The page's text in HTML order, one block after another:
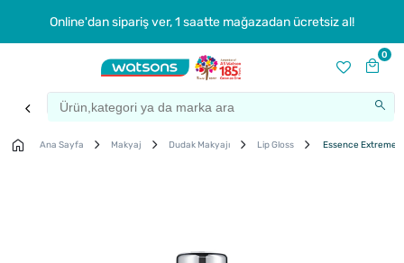
Online'dan sipariş ver, 1 saatte mağazadan ücretsiz al!
0
Ana Sayfa Makyaj Dudak Makyajı Lip Gloss Essence Extreme